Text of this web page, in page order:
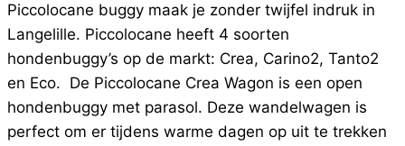
Piccolocane buggy maak je zonder twijfel indruk in
Langelille. Piccolocane heeft 4 soorten
hondenbuggy’s op de markt: Crea, Carino2, Tanto2
en Eco. De Piccolocane Crea Wagon is een open
hondenbuggy met parasol. Deze wandelwagen is
perfect om er tijdens warme dagen op uit te trekken